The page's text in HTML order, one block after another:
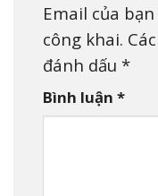
Email của
công khai.
đánh dấu *
Bình luận *